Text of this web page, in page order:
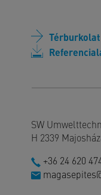
SW
H 2339
+36 24 620